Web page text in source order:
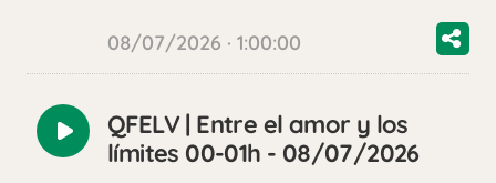
08/07/2026 · 1:00:00
Reproducir
audio
QFELV | Entre el amor y los
límites 00-01h - 08/07/2026